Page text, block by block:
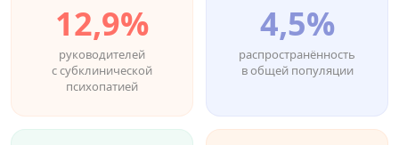
12,9%
руководителей
с субклинической
психопатией
4,5%
распространённость
в общей популяции